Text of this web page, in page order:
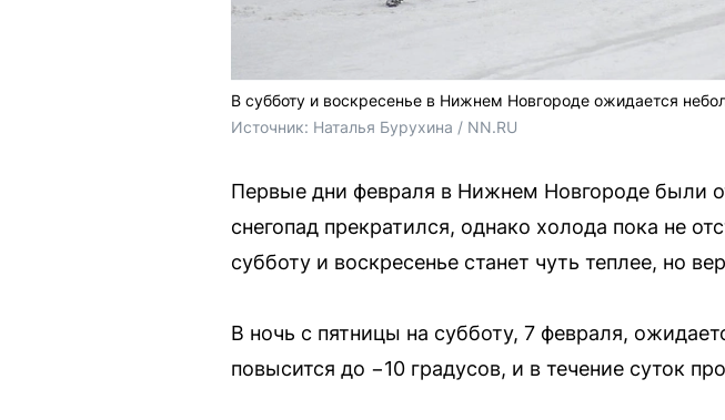
В субботу и воскресенье в Нижнем Новгороде ожидается
Источник: Наталья Бурухина / NN.RU
Первые дни февраля в Нижнем Новгороде были
снегопад прекратился, однако холода пока не
субботу и воскресенье станет чуть теплее, но
В ночь с пятницы на субботу, 7 февраля,
повысится до −10 градусов, и в течение суток